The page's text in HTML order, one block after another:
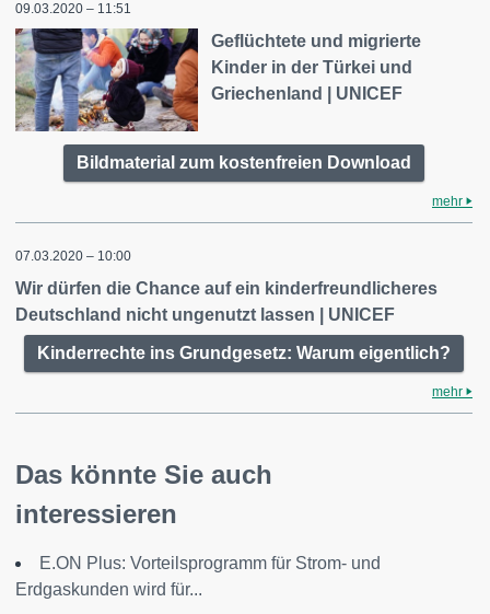
09.03.2020 – 11:51
Geflüchtete und migrierte
Kinder in der Türkei und
Griechenland | UNICEF
Bildmaterial zum kostenfreien Download
mehr
07.03.2020 – 10:00
Wir dürfen die Chance auf ein kinderfreundlicheres
Deutschland nicht ungenutzt lassen | UNICEF
Kinderrechte ins Grundgesetz: Warum eigentlich?
mehr
Das könnte Sie auch
interessieren
E.ON Plus: Vorteilsprogramm für Strom- und
Erdgaskunden wird für...